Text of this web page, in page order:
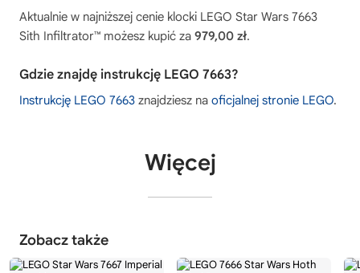
Aktualnie w najniższej cenie klocki LEGO Star Wars 7663
Sith Infiltrator™ możesz kupić za 979,00 zł.
Gdzie znajdę instrukcję LEGO 7663?
Instrukcję LEGO 7663 znajdziesz na oficjalnej stronie LEGO.
Więcej
Zobacz także